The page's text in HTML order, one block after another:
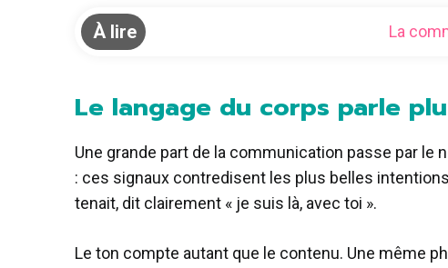
À lire La
Le langage du corps parle
Une grande part de la communication passe par le
: ces signaux contredisent les plus belles
tenait, dit clairement « je suis là, avec toi ».
Le ton compte autant que le contenu. Une même